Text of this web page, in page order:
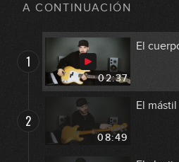
A CONTINUACIÓN
1
02:37
El
2
08:49
El mástil